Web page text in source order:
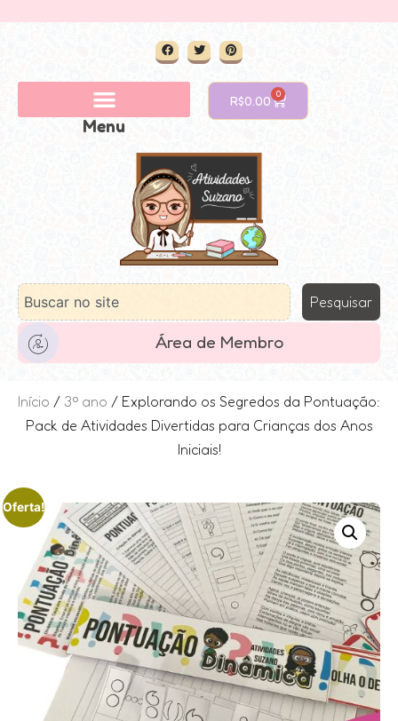
Menu
R$0.00 0
Pesquisar
Área de Membro
Início / 3º ano / Explorando os Segredos da Pontuação:
Pack de Atividades Divertidas para Crianças dos Anos
Iniciais!
Oferta!